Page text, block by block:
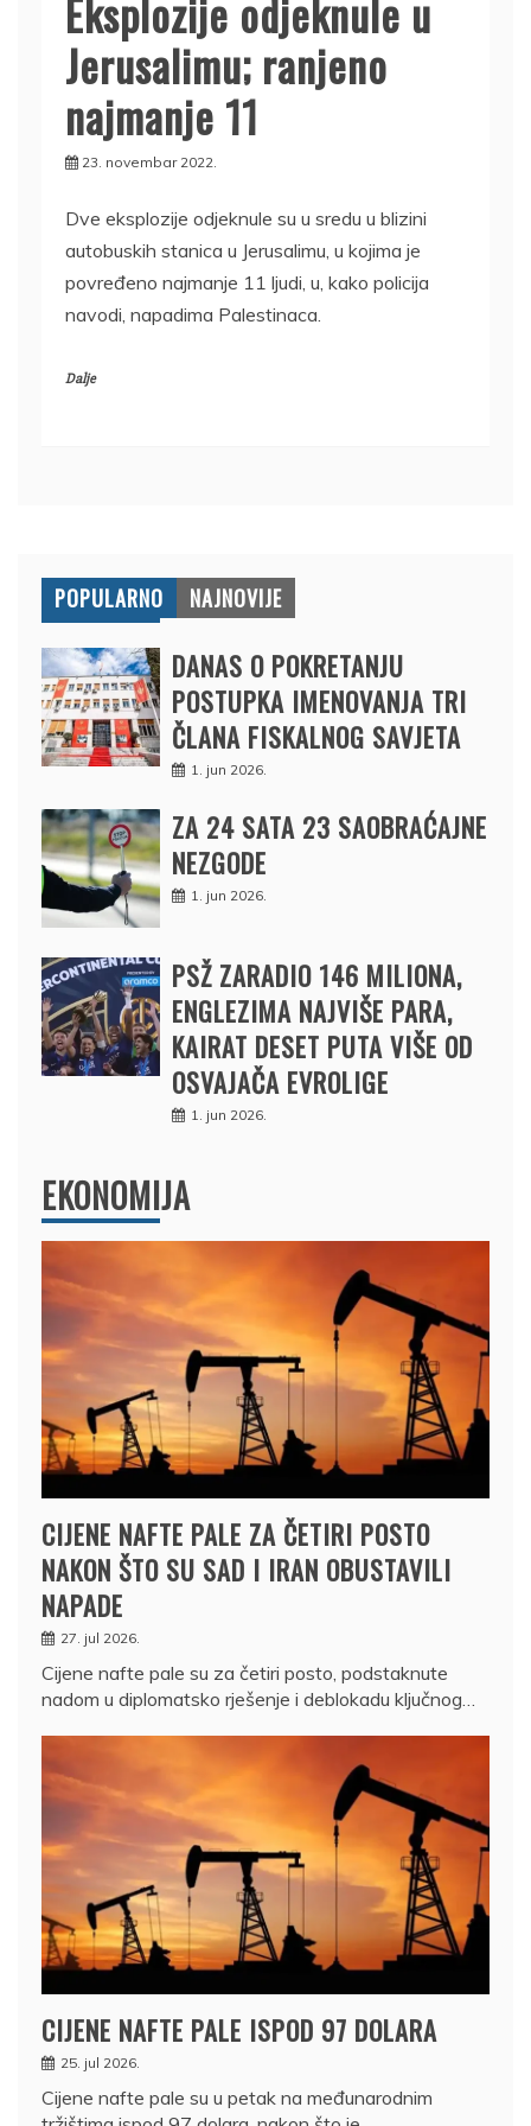
Eksplozije odjeknule u
Jerusalimu; ranjeno
najmanje 11
23. novembar 2022.
Dve eksplozije odjeknule su u sredu u blizini
autobuskih stanica u Jerusalimu, u kojima je
povređeno najmanje 11 ljudi, u, kako policija
navodi, napadima Palestinaca.
Dalje
POPULARNO NAJNOVIJE
DANAS O POKRETANJU
POSTUPKA IMENOVANJA TRI
ČLANA FISKALNOG SAVJETA
1. jun 2026.
ZA 24 SATA 23 SAOBRAĆAJNE
NEZGODE
1. jun 2026.
PSŽ ZARADIO 146 MILIONA,
ENGLEZIMA NAJVIŠE PARA,
KAIRAT DESET PUTA VIŠE OD
OSVAJAČA EVROLIGE
1. jun 2026.
EKONOMIJA
CIJENE NAFTE PALE ZA ČETIRI POSTO
NAKON ŠTO SU SAD I IRAN OBUSTAVILI
NAPADE
27. jul 2026.
Cijene nafte pale su za četiri posto, podstaknute
nadom u diplomatsko rješenje i deblokadu ključnog…
CIJENE NAFTE PALE ISPOD 97 DOLARA
25. jul 2026.
Cijene nafte pale su u petak na međunarodnim